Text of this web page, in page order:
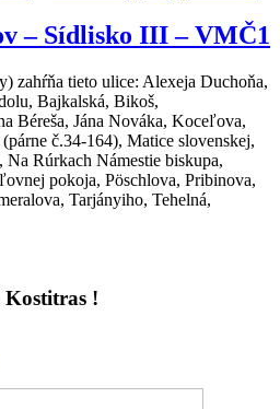
– Sídlisko III – VMČ1
zahŕňa tieto ulice: Alexeja Duchoňa,
Bajkalská, Bikoš,
Béreša, Jána Nováka, Koceľova,
č.34-164), Matice slovenskej,
Rúrkach Námestie biskupa,
pokoja, Pöschlova, Pribinova,
Tarjányiho, Tehelná,
Kostitras !